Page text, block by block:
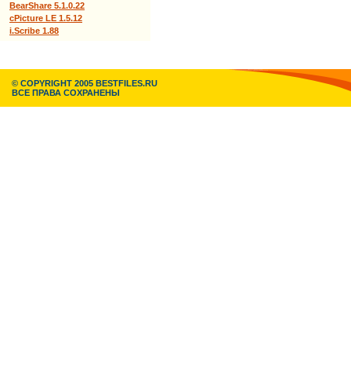
BearShare 5.1.0.22
cPicture LE 1.5.12
i.Scribe 1.88
© COPYRIGHT 2005 BESTFILES.RU
ВСЕ ПРАВА СОХРАНЕНЫ